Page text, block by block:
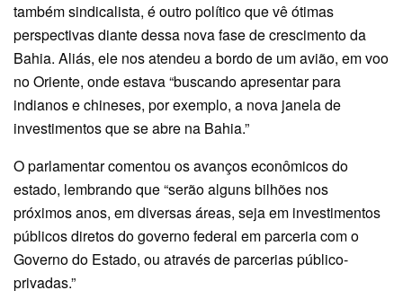
também sindicalista, é outro político que vê ótimas
perspectivas diante dessa nova fase de crescimento da
Bahia. Aliás, ele nos atendeu a bordo de um avião, em voo
no Oriente, onde estava “buscando apresentar para
indianos e chineses, por exemplo, a nova janela de
investimentos que se abre na Bahia.”
O parlamentar comentou os avanços econômicos do
estado, lembrando que “serão alguns bilhões nos
próximos anos, em diversas áreas, seja em investimentos
públicos diretos do governo federal em parceria com o
Governo do Estado, ou através de parcerias público-
privadas.”